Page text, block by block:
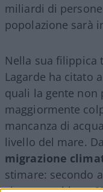
miliardi di
popolazione sarà
Nella sua filippica
Lagarde ha citato
quali la gente non
maggiormente
mancanza di
livello del mare.
migrazione
stimare: secondo